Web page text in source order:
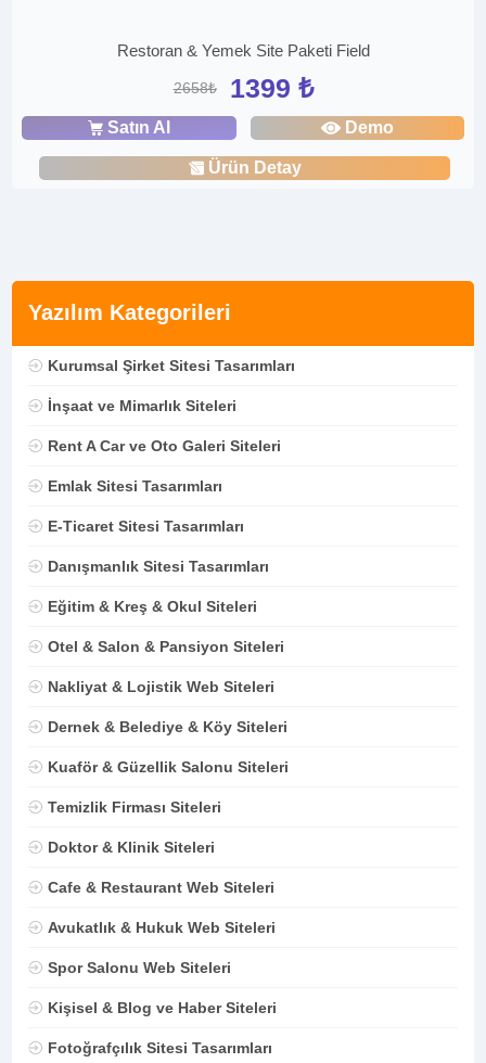
Yazılım Kategorileri
Kurumsal Şirket Sitesi Tasarımları
İnşaat ve Mimarlık Siteleri
Rent A Car ve Oto Galeri Siteleri
Emlak Sitesi Tasarımları
E-Ticaret Sitesi Tasarımları
Danışmanlık Sitesi Tasarımları
Eğitim & Kreş & Okul Siteleri
Otel & Salon & Pansiyon Siteleri
Nakliyat & Lojistik Web Siteleri
Dernek & Belediye & Köy Siteleri
Kuaför & Güzellik Salonu Siteleri
Temizlik Firması Siteleri
Doktor & Klinik Siteleri
Cafe & Restaurant Web Siteleri
Avukatlık & Hukuk Web Siteleri
Spor Salonu Web Siteleri
Kişisel & Blog ve Haber Siteleri
Fotoğrafçılık Sitesi Tasarımları
Restoran & Yemek Site Paketi Field
2658₺ 1399 ₺
Satın Al Demo
Ürün Detay